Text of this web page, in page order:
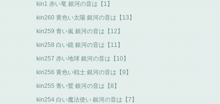
kin1 赤い竜 銀河の音は【1】
kin260 黄色い太陽 銀河の音は【13】
kin259 青い嵐 銀河の音は【12】
kin258 白い鏡 銀河の音は【11】
kin257 赤い地球 銀河の音は【10】
kin256 黄色い戦士 銀河の音は【9】
kin255 青い鷲 銀河の音は【8】
kin254 白い魔法使い 銀河の音は【7】